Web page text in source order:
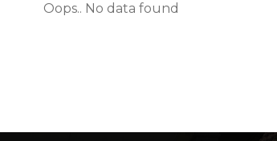
Oops.. No data found